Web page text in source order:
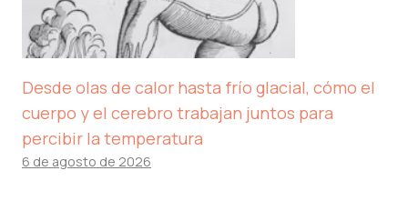
Desde olas de calor hasta frío glacial, cómo el
cuerpo y el cerebro trabajan juntos para
percibir la temperatura
6 de agosto de 2026